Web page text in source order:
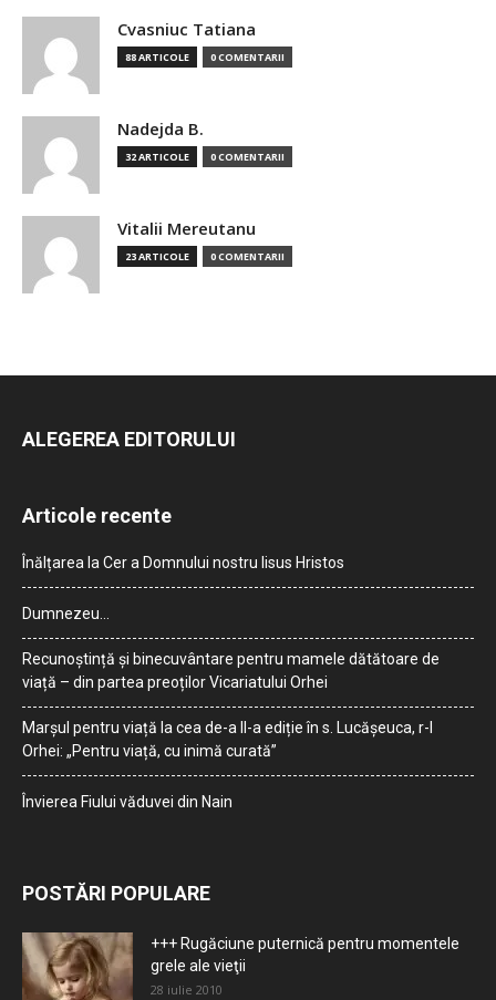
Cvasniuc Tatiana
88 ARTICOLE 0 COMENTARII
Nadejda B.
32 ARTICOLE 0 COMENTARII
Vitalii Mereutanu
23 ARTICOLE 0 COMENTARII
ALEGEREA EDITORULUI
Articole recente
Înălțarea la Cer a Domnului nostru Iisus Hristos
Dumnezeu…
Recunoștință și binecuvântare pentru mamele dătătoare de
viață – din partea preoților Vicariatului Orhei
Marșul pentru viață la cea de-a II-a ediție în s. Lucășeuca, r-l
Orhei: „Pentru viață, cu inimă curată”
Învierea Fiului văduvei din Nain
POSTĂRI POPULARE
+++ Rugăciune puternică pentru momentele
grele ale vieţii
28 iulie 2010